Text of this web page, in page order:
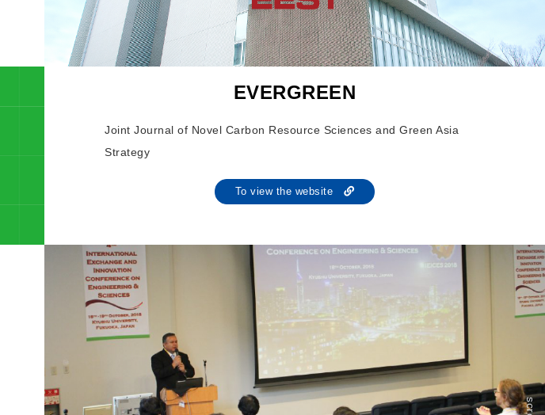
EVERGREEN
Joint Journal of Novel Carbon Resource Sciences and Green Asia
Strategy
To view the website